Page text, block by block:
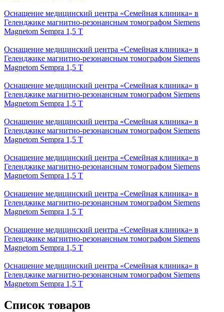
Оснащение медицинский центра «Семейная клиника» в
Геленджике магнитно-резонансным томографом Siemens
Magnetom Sempra 1,5 Т
Оснащение медицинский центра «Семейная клиника» в
Геленджике магнитно-резонансным томографом Siemens
Magnetom Sempra 1,5 Т
Оснащение медицинский центра «Семейная клиника» в
Геленджике магнитно-резонансным томографом Siemens
Magnetom Sempra 1,5 Т
Оснащение медицинский центра «Семейная клиника» в
Геленджике магнитно-резонансным томографом Siemens
Magnetom Sempra 1,5 Т
Оснащение медицинский центра «Семейная клиника» в
Геленджике магнитно-резонансным томографом Siemens
Magnetom Sempra 1,5 Т
Оснащение медицинский центра «Семейная клиника» в
Геленджике магнитно-резонансным томографом Siemens
Magnetom Sempra 1,5 Т
Оснащение медицинский центра «Семейная клиника» в
Геленджике магнитно-резонансным томографом Siemens
Magnetom Sempra 1,5 Т
Оснащение медицинский центра «Семейная клиника» в
Геленджике магнитно-резонансным томографом Siemens
Magnetom Sempra 1,5 Т
Список товаров